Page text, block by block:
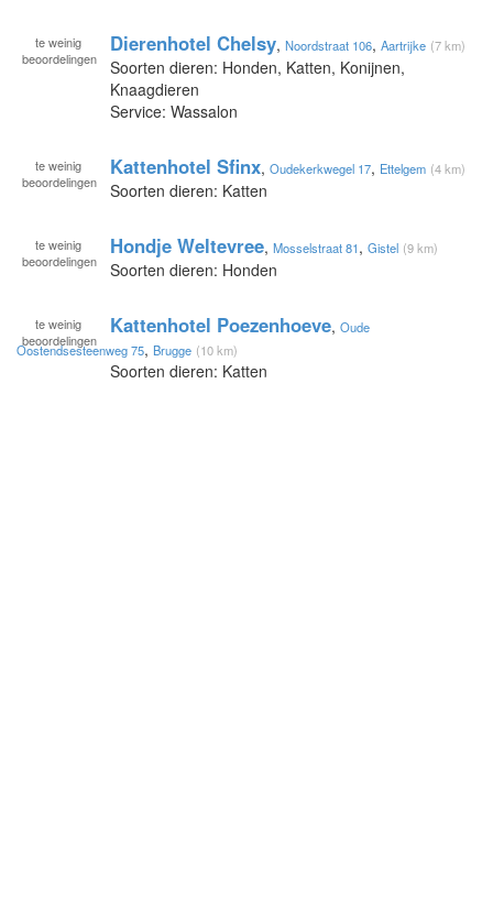
te weinig
beoordelingen
Dierenhotel Chelsy, Noordstraat 106, Aartrijke (7 km)
Soorten dieren: Honden, Katten, Konijnen,
Knaagdieren
Service: Wassalon
te weinig
beoordelingen
Kattenhotel Sfinx, Oudekerkwegel 17, Ettelgem (4 km)
Soorten dieren: Katten
te weinig
beoordelingen
Hondje Weltevree, Mosselstraat 81, Gistel (9 km)
Soorten dieren: Honden
te weinig
beoordelingen
Kattenhotel Poezenhoeve, Oude
Oostendsesteenweg 75, Brugge (10 km)
Soorten dieren: Katten